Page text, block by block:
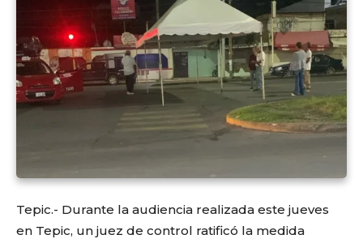
Tepic.- Durante la audiencia realizada este jueves
en Tepic, un juez de control ratificó la medida